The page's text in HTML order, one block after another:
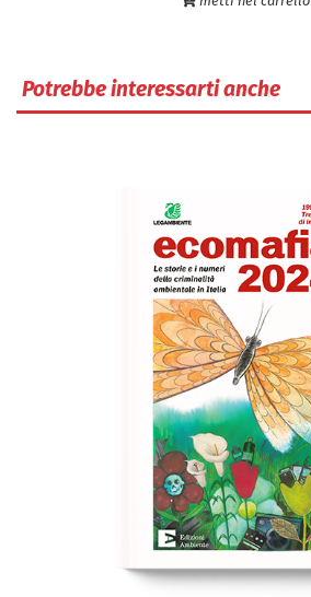
Potrebbe interessarti anche